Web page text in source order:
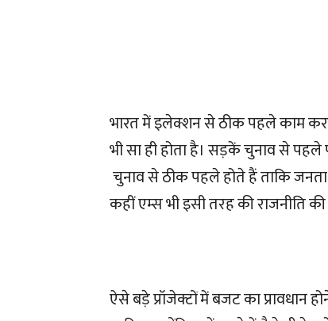
भारत में इलेक्शन से ठीक पहले काम
भी सा ही होता है। सड़कें चुनाव से पहले
चुनाव से ठीक पहले होते हैं ताकि
कहीं एम्स भी इसी तरह की राजनीति
ऐसे बड़े प्रॉजेक्टों में बजट का प्रावधान